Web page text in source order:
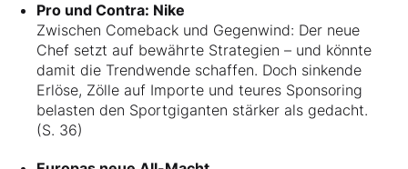
Pro und Contra: Nike
Zwischen Comeback und Gegenwind: Der neue
Chef setzt auf bewährte Strategien – und könnte
damit die Trendwende schaffen. Doch sinkende
Erlöse, Zölle auf Importe und teures Sponsoring
belasten den Sportgiganten stärker als gedacht.
(S. 36)